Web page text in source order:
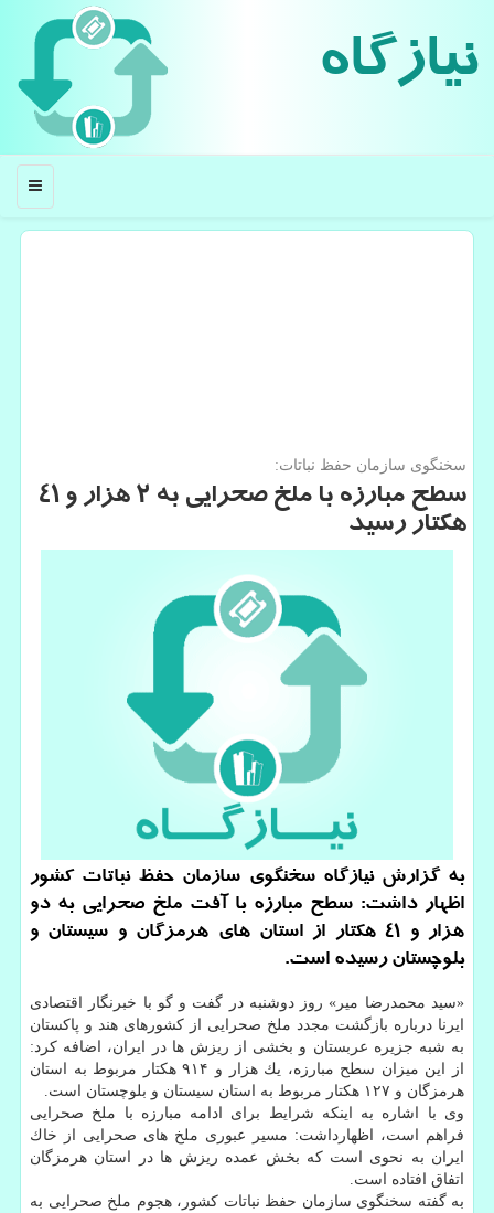
نیازگاه
منو
سخنگوی سازمان حفظ نباتات:
سطح مبارزه با ملخ صحرایی به 2 هزار و 41
هكتار رسید
به گزارش نیازگاه سخنگوی سازمان حفظ نباتات كشور
اظهار داشت: سطح مبارزه با آفت ملخ صحرایی به دو
هزار و ۴۱ هكتار از استان های هرمزگان و سیستان و
بلوچستان رسیده است.
«سید محمدرضا میر» روز دوشنبه در گفت و گو با خبرنگار اقتصادی
ایرنا درباره بازگشت مجدد ملخ صحرایی از كشورهای هند و پاكستان
به شبه جزیره عربستان و بخشی از ریزش ها در ایران، اضافه كرد:
از این میزان سطح مبارزه، یك هزار و ۹۱۴ هكتار مربوط به استان
هرمزگان و ۱۲۷ هكتار مربوط به استان سیستان و بلوچستان است.
وی با اشاره به اینكه شرایط برای ادامه مبارزه با ملخ صحرایی
فراهم است، اظهارداشت: مسیر عبوری ملخ های صحرایی از خاك
ایران به نحوی است كه بخش عمده ریزش ها در استان هرمزگان
اتفاق افتاده است.
به گفته سخنگوی سازمان حفظ نباتات كشور، هجوم ملخ صحرایی به